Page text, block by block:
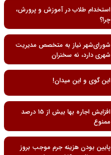
استخدام طلاب در آموزش و پرورش،
چرا؟
شورای‌شهر نیاز به متخصص مدیریت
شهری دارد، نه سخنران
این گوی و این میدان!
افزایش اجاره بها بیش از 15 درصد
ممنوع
پایین بودن هزینه جرم موجب بروز